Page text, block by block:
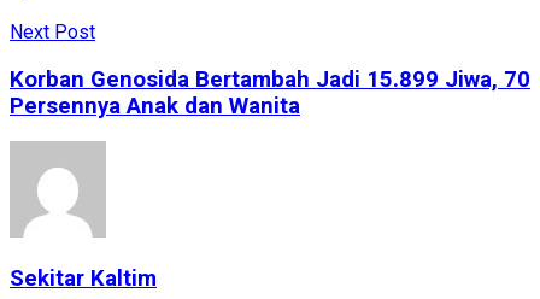
Next Post
Korban Genosida Bertambah Jadi 15.899 Jiwa, 70
Persennya Anak dan Wanita
Sekitar Kaltim